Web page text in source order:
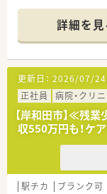
■隣りには可
ます。
■徒歩圏内に
≪ 業務内
■1日の平均
■主に耳鼻科
■薬剤師の方
≪ おすすめ
■年間休日
ハリをつけ
■ブランクが
すぐに相談で
詳細を見
更新日： 2026/07/24
正社員
病院・クリ
【岸和田市】≪残
収550万円も！ケ
駅チカ ブランク可